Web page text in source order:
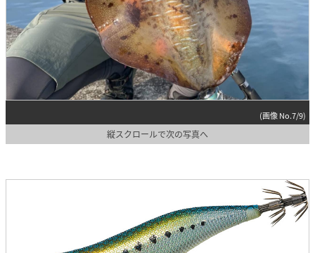
(画像 No.7/9)
縦スクロールで次の写真へ